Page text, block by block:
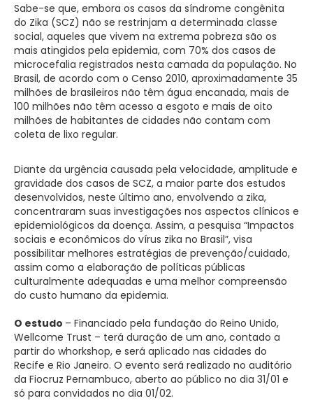
Sabe-se que, embora os casos da síndrome congênita
do Zika (SCZ) não se restrinjam a determinada classe
social, aqueles que vivem na extrema pobreza são os
mais atingidos pela epidemia, com 70% dos casos de
microcefalia registrados nesta camada da população. No
Brasil, de acordo com o Censo 2010, aproximadamente 35
milhões de brasileiros não têm água encanada, mais de
100 milhões não têm acesso a esgoto e mais de oito
milhões de habitantes de cidades não contam com
coleta de lixo regular.
Diante da urgência causada pela velocidade, amplitude e
gravidade dos casos de SCZ, a maior parte dos estudos
desenvolvidos, neste último ano, envolvendo a zika,
concentraram suas investigações nos aspectos clínicos e
epidemiológicos da doença. Assim, a pesquisa “Impactos
sociais e econômicos do vírus zika no Brasil”, visa
possibilitar melhores estratégias de prevenção/cuidado,
assim como a elaboração de políticas públicas
culturalmente adequadas e uma melhor compreensão
do custo humano da epidemia.
O estudo – Financiado pela fundação do Reino Unido,
Wellcome Trust – terá duração de um ano, contado a
partir do whorkshop, e será aplicado nas cidades do
Recife e Rio Janeiro. O evento será realizado no auditório
da Fiocruz Pernambuco, aberto ao público no dia 31/01 e
só para convidados no dia 01/02.